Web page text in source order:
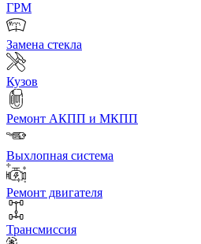
ГРМ
Замена стекла
Кузов
Ремонт АКПП и МКПП
Выхлопная система
Ремонт двигателя
Трансмиссия